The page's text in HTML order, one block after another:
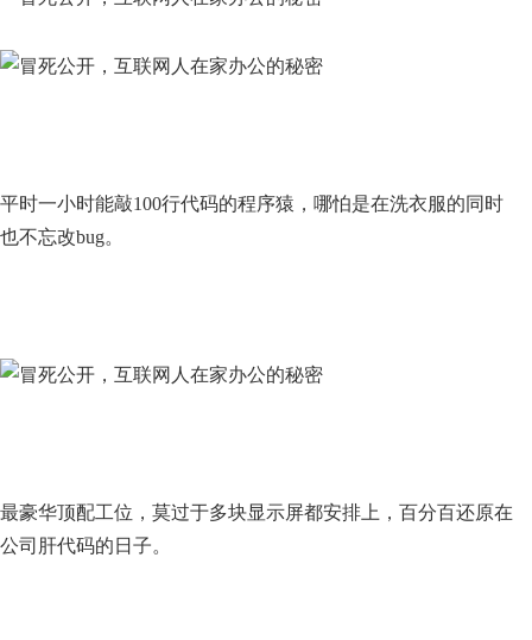
平时一小时能敲100行代码的程序猿，哪怕是在洗衣服的同时
也不忘改bug。
最豪华顶配工位，莫过于多块显示屏都安排上，百分百还原在
公司肝代码的日子。